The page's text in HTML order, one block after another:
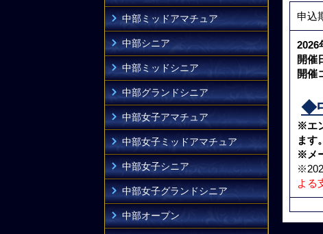
中部ミッドアマチュア
中部シニア
中部ミッドシニア
中部グランドシニア
中部女子アマチュア
中部女子ミッドアマチュア
中部女子シニア
中部女子グランドシニア
中部オープン
申込
2026
開催
開催
◆
※エ
ます。
※メ
よる